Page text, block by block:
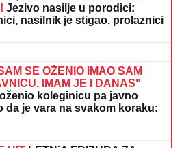
MALI ŽELJKO GRLI MAJKU
U CRNOJ GORI
svi komentarišu